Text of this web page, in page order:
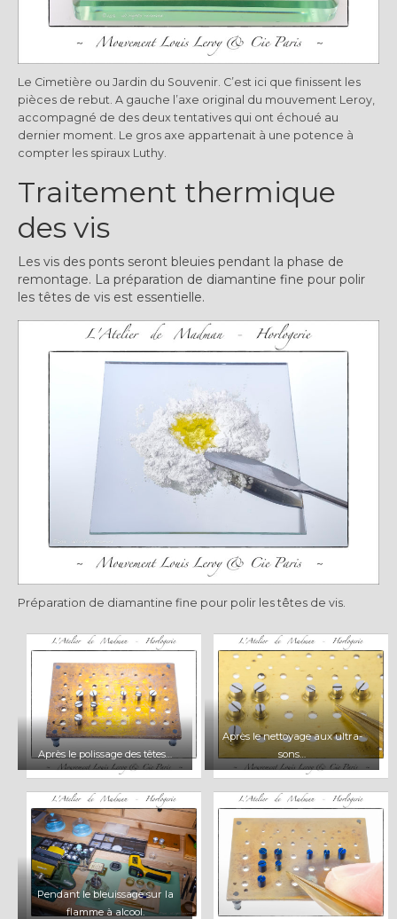
Le Cimetière ou Jardin du Souvenir. C’est ici que finissent les
pièces de rebut. A gauche l’axe original du mouvement Leroy,
accompagné de des deux tentatives qui ont échoué au
dernier moment. Le gros axe appartenait à une potence à
compter les spiraux Luthy.
Traitement thermique
des vis
Les vis des ponts seront bleuies pendant la phase de
remontage. La préparation de diamantine fine pour polir
les têtes de vis est essentielle.
Préparation de diamantine fine pour polir les têtes de vis.
Après le polissage des têtes…
Après le nettoyage aux ultra-
sons…
Pendant le bleuissage sur la
flamme à alcool.